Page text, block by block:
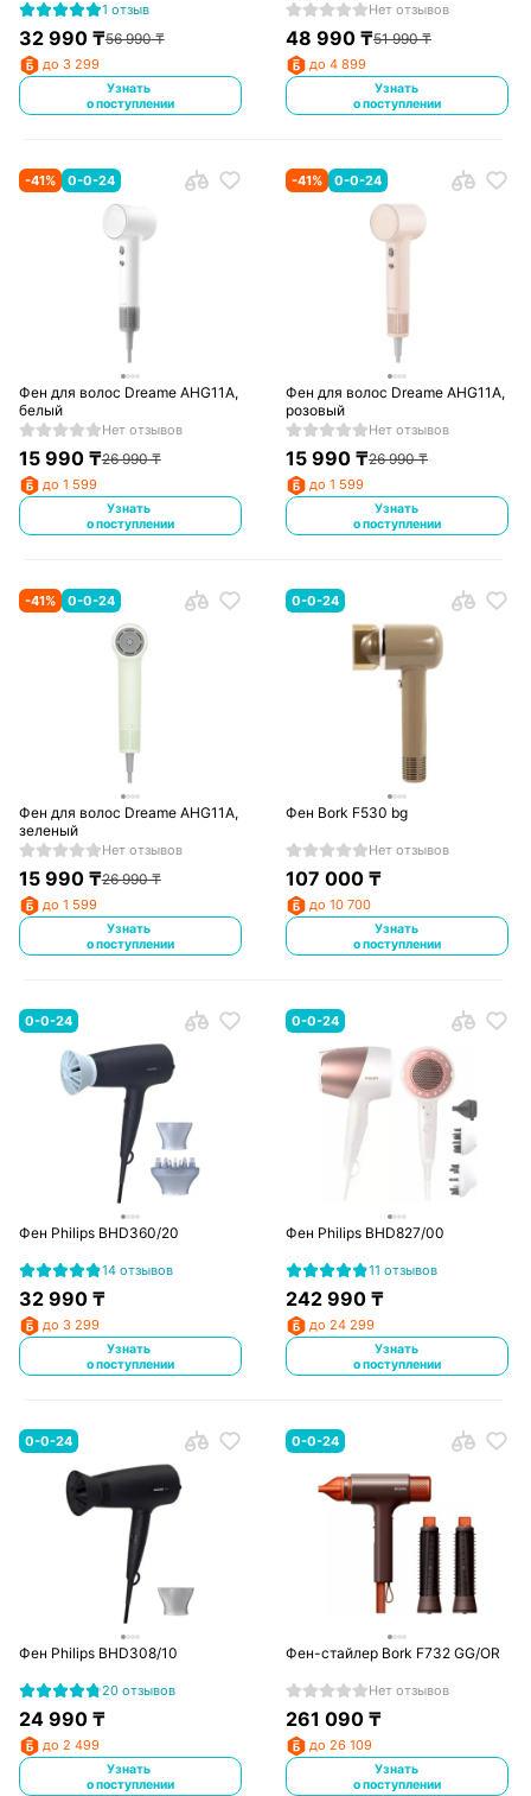
1 отзыв
32 990₸56 990₸
до 3 299
Узнать
о поступлении
Нет отзывов
48 990 ₸51 990₸
до 4 899
Узнать
о поступлении
-41% 0-0-24
Фен для волос Dreame AHG11A,
белый
Нет отзывов
15 990₸26 990₸
до 1 599
Узнать
о поступлении
-41% 0-0-24
Фен для волос Dreame AHG11A,
розовый
Нет отзывов
15 990 ₸26 990₸
до 1 599
Узнать
о поступлении
-41% 0-0-24
Фен для волос Dreame AHG11A,
зеленый
Нет отзывов
15 990₸26 990₸
до 1 599
Узнать
о поступлении
0-0-24
Фен Bork F530 bg
Нет отзывов
107 000 ₸
до 10 700
Узнать
о поступлении
0-0-24
Фен Philips BHD360/20
14 отзывов
32 990₸
до 3 299
Узнать
о поступлении
0-0-24
Фен Philips BHD827/00
11 отзывов
242 990 ₸
до 24 299
Узнать
о поступлении
0-0-24
Фен Philips BHD308/10
20 отзывов
24 990₸
до 2 499
Узнать
о поступлении
0-0-24
Фен-стайлер Bork F732 GG/OR
Нет отзывов
261 090 ₸
до 26 109
Узнать
о поступлении